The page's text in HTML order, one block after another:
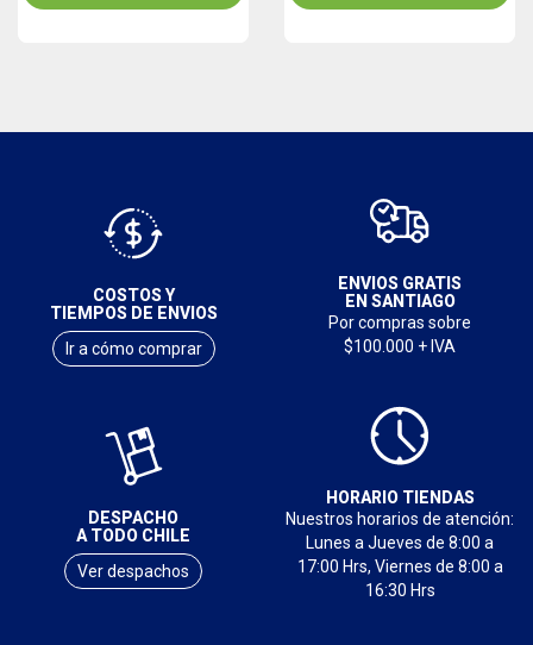
COSTOS Y
TIEMPOS DE ENVIOS
Ir a cómo comprar
ENVIOS GRATIS
EN SANTIAGO
Por compras sobre
$100.000 + IVA
DESPACHO
A TODO CHILE
Ver despachos
HORARIO TIENDAS
Nuestros horarios de atención:
Lunes a Jueves de 8:00 a
17:00 Hrs, Viernes de 8:00 a
16:30 Hrs